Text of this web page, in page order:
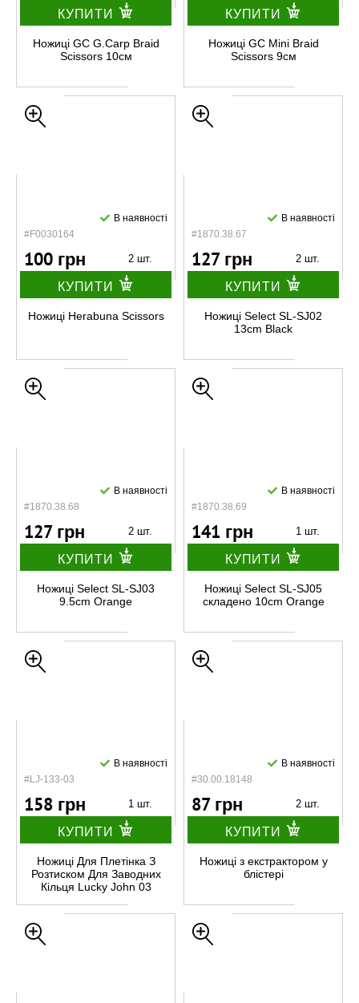
КУПИТИ
Ножиці GC G.Carp Braid
Scissors 10см
КУПИТИ
Ножиці GC Mini Braid
Scissors 9см
#F0030164
В наявності
100 грн 2 шт.
КУПИТИ
Ножиці Herabuna Scissors
#1870.38.67
В наявності
127 грн 2 шт.
КУПИТИ
Ножиці Select SL-SJ02
13cm Black
#1870.38.68
В наявності
127 грн 2 шт.
КУПИТИ
Ножиці Select SL-SJ03
9.5cm Orange
#1870.38.69
В наявності
141 грн 1 шт.
КУПИТИ
Ножиці Select SL-SJ05
складено 10cm Orange
#LJ-133-03
В наявності
158 грн 1 шт.
КУПИТИ
Ножиці Для Плетінка З
Розтиском Для Заводних
Кільця Lucky John 03
#30.00.18148
В наявності
87 грн 2 шт.
КУПИТИ
Ножиці з екстрактором у
блістері